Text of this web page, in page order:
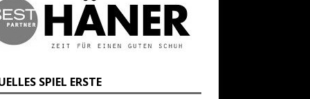
SPIEL ERSTE